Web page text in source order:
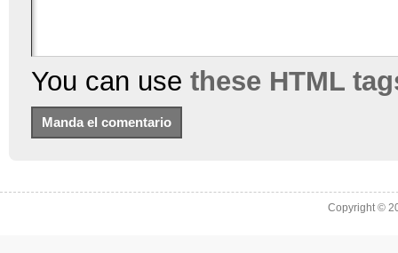
You can use these HTML
Copyright ©